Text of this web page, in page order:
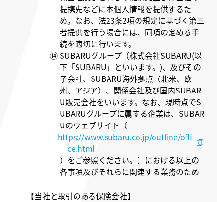
提携先などに本個人情報を提供するた
め。なお、法23条2項の規定に基づく第三
者提供を行う場合には、同項の定める手
続を適切に行います。
⑭ SUBARUグループ（株式会社SUBARU(以
下「SUBARU」といいます。)、及びその
子会社、SUBARU海外拠点（北米、欧
州、アジア）、関係会社及び国内SUBAR
U販売会社をいいます。なお、現時点でS
UBARUグループに属する企業は、SUBAR
Uのウェブサイト（
https://www.subaru.co.jp/outline/offi
ce.html
）をご参照ください。）における以上の
各事項及びそれらに関連する業務のため
【当社と取引のある保険会社】